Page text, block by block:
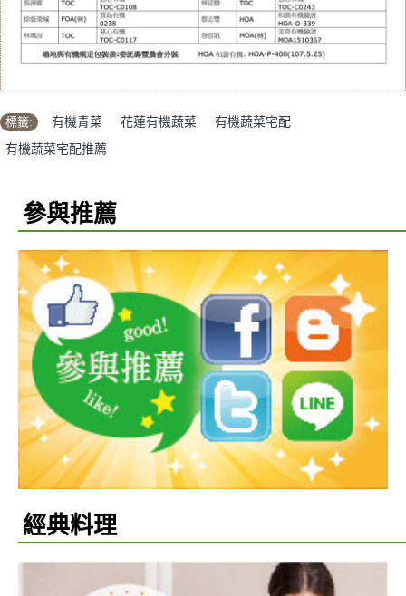
標籤: 有機青菜 花蓮有機蔬菜 有機蔬菜宅配
有機蔬菜宅配推薦
參與推薦
經典料理